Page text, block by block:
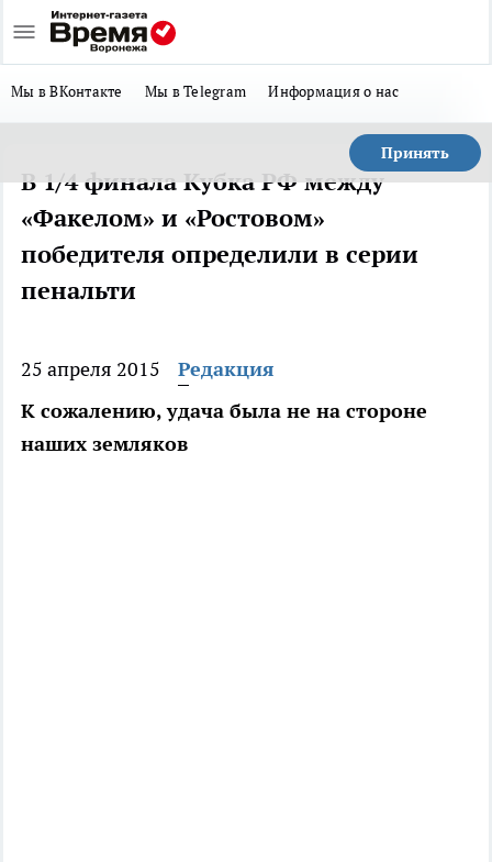
Мы в ВКонтакте Мы в Telegram Информация о нас
Принять
В 1/4 финала Кубка РФ между
«Факелом» и «Ростовом»
победителя определили в серии
пенальти
25 апреля 2015
Редакция
К сожалению, удача была не на стороне
наших земляков